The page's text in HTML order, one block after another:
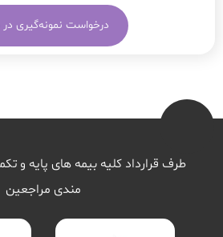
درخواست نمونه‌گیری
طرف قرارداد کلیه بیمه های پایه و
مندی مراجعین